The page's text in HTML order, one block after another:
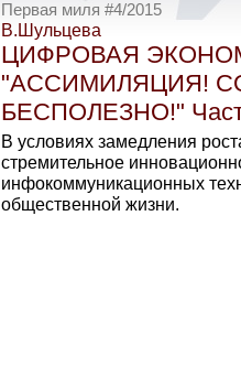
Первая миля #4/2015
В.Шульцева
ЦИФРОВАЯ
"АССИМИЛЯЦИЯ!
БЕСПОЛЕЗНО!"
В условиях замедления
стремительное
инфокоммуникационных
общественной жизни.